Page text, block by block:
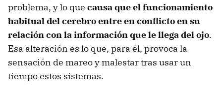
problema, y lo que causa que el funcionamiento
habitual del cerebro entre en conflicto en su
relación con la información que le llega del ojo.
Esa alteración es lo que, para él, provoca la
sensación de mareo y malestar tras usar un
tiempo estos sistemas.